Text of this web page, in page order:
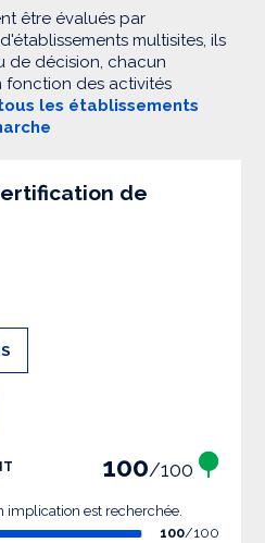
être évalués par
multisites, ils
de décision, chacun
fonction des activités
les établissements
de
100/100
implication est recherchée.
100/100